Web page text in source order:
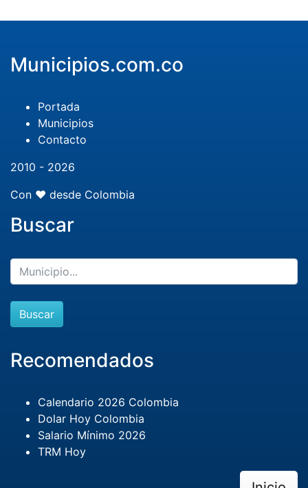
Municipios.com.co
Portada
Municipios
Contacto
2010 - 2026
Con ❤️ desde Colombia
Buscar
Buscar
Recomendados
Calendario 2026 Colombia
Dolar Hoy Colombia
Salario Mínimo 2026
TRM Hoy